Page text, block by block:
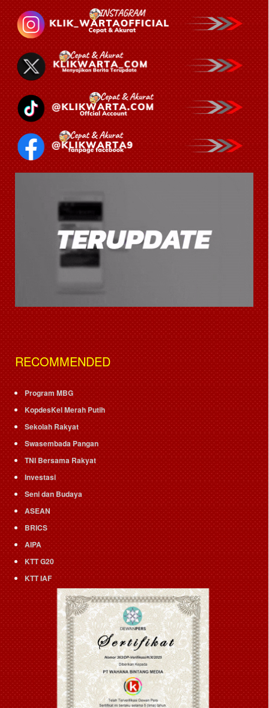
RECOMMENDED
Program MBG
KopdesKel Merah Putih
Sekolah Rakyat
Swasembada Pangan
TNI Bersama Rakyat
Investasi
Seni dan Budaya
ASEAN
BRICS
AIPA
KTT G20
KTT IAF